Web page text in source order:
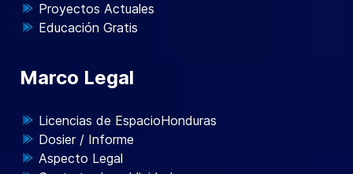
Proyectos Actuales
Educación Gratis
Marco Legal
Licencias de EspacioHonduras
Dosier / Informe
Aspecto Legal